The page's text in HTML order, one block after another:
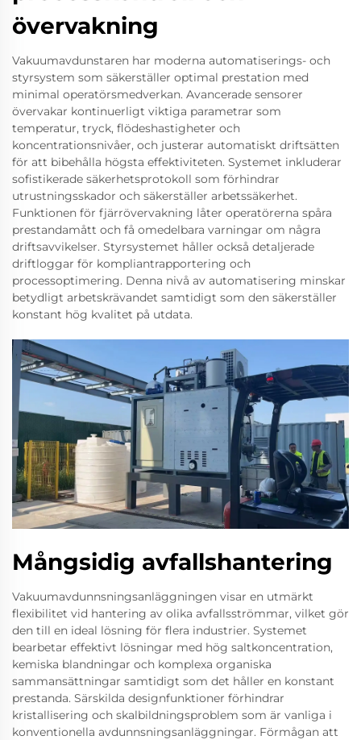
övervakning
Vakuumavdunstaren har moderna automatiserings- och
styrsystem som säkerställer optimal prestation med
minimal operatörsmedverkan. Avancerade sensorer
övervakar kontinuerligt viktiga parametrar som
temperatur, tryck, flödeshastigheter och
koncentrationsnivåer, och justerar automatiskt driftsätten
för att bibehålla högsta effektiviteten. Systemet inkluderar
sofistikerade säkerhetsprotokoll som förhindrar
utrustningsskador och säkerställer arbetssäkerhet.
Funktionen för fjärrövervakning låter operatörerna spåra
prestandamått och få omedelbara varningar om några
driftsavvikelser. Styrsystemet håller också detaljerade
driftloggar för kompliantrapportering och
processoptimering. Denna nivå av automatisering minskar
betydligt arbetskrävandet samtidigt som den säkerställer
konstant hög kvalitet på utdata.
Mångsidig avfallshantering
Vakuumavdunnsningsanläggningen visar en utmärkt
flexibilitet vid hantering av olika avfallsströmmar, vilket gör
den till en ideal lösning för flera industrier. Systemet
bearbetar effektivt lösningar med hög saltkoncentration,
kemiska blandningar och komplexa organiska
sammansättningar samtidigt som det håller en konstant
prestanda. Särskilda designfunktioner förhindrar
kristallisering och skalbildningsproblem som är vanliga i
konventionella avdunnsningsanläggningar. Förmågan att